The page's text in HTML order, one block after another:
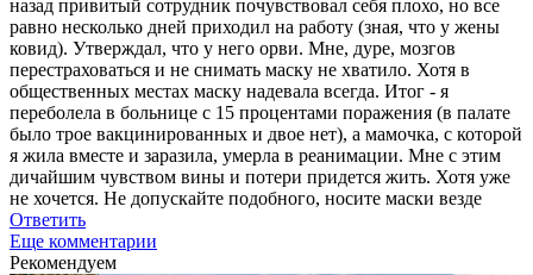
назад привитый сотрудник почувствовал себя плохо, но все
равно несколько дней приходил на работу (зная, что у жены
ковид). Утверждал, что у него орви. Мне, дуре, мозгов
перестраховаться и не снимать маску не хватило. Хотя в
общественных местах маску надевала всегда. Итог - я
переболела в больнице с 15 процентами поражения (в палате
было трое вакцинированных и двое нет), а мамочка, с которой
я жила вместе и заразила, умерла в реанимации. Мне с этим
дичайшим чувством вины и потери придется жить. Хотя уже
не хочется. Не допускайте подобного, носите маски везде
Ответить
Еще комментарии
Рекомендуем